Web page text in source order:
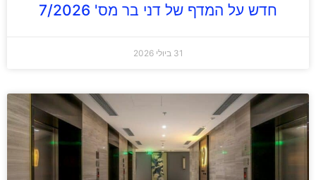
חדש על המדף של דני בר מס' 7/2026
31 ביולי 2026